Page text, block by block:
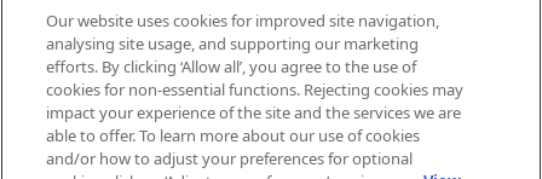
Our website uses cookies for improved site navigation,
analysing site usage, and supporting our marketing
efforts. By clicking ‘Allow all’, you agree to the use of
cookies for non-essential functions. Rejecting cookies may
impact your experience of the site and the services we are
able to offer. To learn more about our use of cookies
and/or how to adjust your preferences for optional